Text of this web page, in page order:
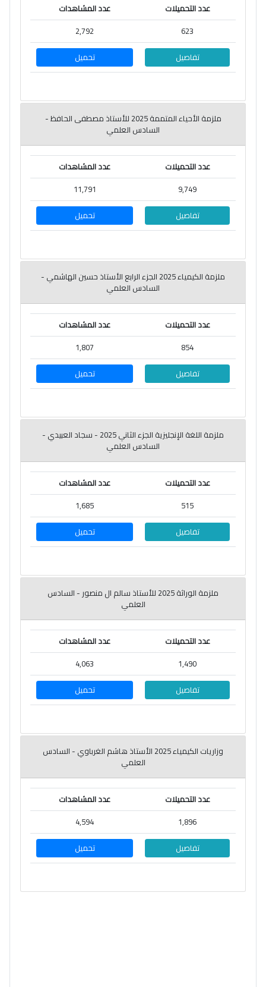
عدد التحميلات
عدد المشاهدات
623
2,792
تفاصيل
تحميل
ملزمة الأحياء المتممة 2025 للأستاذ مصطفى الحافظ -
السادس العلمي
عدد التحميلات
عدد المشاهدات
9,749
11,791
تفاصيل
تحميل
ملزمة الكيمياء 2025 الجزء الرابع الأستاذ حسين الهاشمي -
السادس العلمي
عدد التحميلات
عدد المشاهدات
854
1,807
تفاصيل
تحميل
ملزمة اللغة الإنجليزية الجزء الثاني 2025 - سجاد العبيدي -
السادس العلمي
عدد التحميلات
عدد المشاهدات
515
1,685
تفاصيل
تحميل
ملزمة الوراثة 2025 للأستاذ سالم ال منصور - السادس
العلمي
عدد التحميلات
عدد المشاهدات
1,490
4,063
تفاصيل
تحميل
وزاريات الكيمياء 2025 الأستاذ هاشم الغرباوي - السادس
العلمي
عدد التحميلات
عدد المشاهدات
1,896
4,594
تفاصيل
تحميل